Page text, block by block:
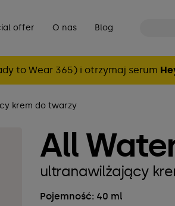
offer O nas Blog
to Wear 365) i otrzymaj serum
krem do twarzy
All
ultranawilżający
Pojemność: 40 ml